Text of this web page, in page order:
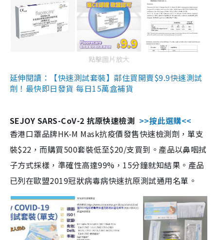
點擊圖片放大
延伸閱讀：【快速測試套裝】鄰住買開賣$9.9快速測試
劑！最快即日發貨 每日15萬盒補貨
SEJOY SARS-CoV-2 抗原快速檢測 >>按此選購<<
香港口罩品牌HK-M Mask抗疫價發售快速檢測劑，單支
裝$22，而購買500套裝低至$20/支買到。產品以鼻咽拭
子方式採樣，準確性高達99%，15分鐘就知結果。產品
已列在歐盟2019冠狀病毒病快速抗原測試通用名單。